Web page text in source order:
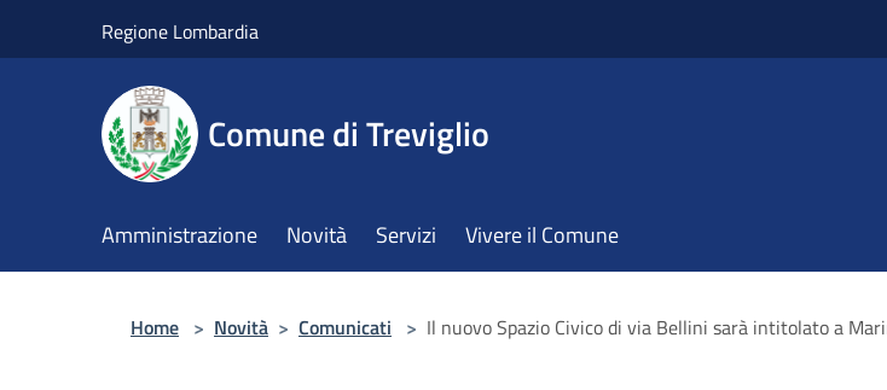
Regione Lombardia
Comune di Treviglio
Amministrazione Novità Servizi Vivere il Comune
Home > Novità > Comunicati > Il nuovo Spazio Civico di via Bellini sarà intitolato a